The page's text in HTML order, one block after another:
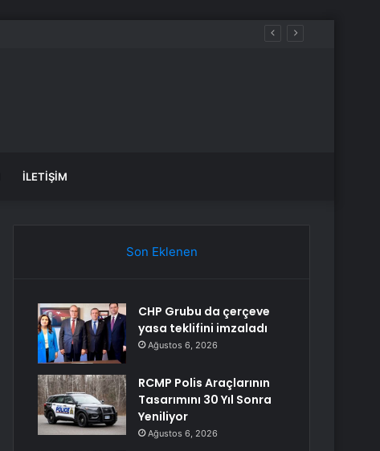
İLETIŞIM
Son Eklenen
CHP Grubu da çerçeve
yasa teklifini imzaladı
Ağustos 6, 2026
RCMP Polis Araçlarının
Tasarımını 30 Yıl Sonra
Yeniliyor
Ağustos 6, 2026